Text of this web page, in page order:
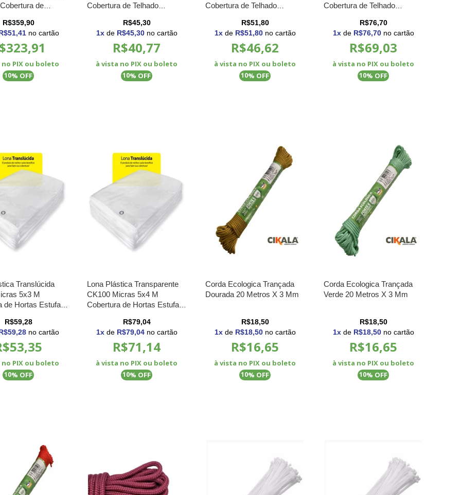
de
Construção
R$359,90
no cartão
no PIX ou boleto
10% OFF
Cobertura de Telhado
ConstruçãoR$45,30
1xde R$45,30no cartão
R$40,77
à vista no PIX ou boleto
10% OFF
Cobertura de Telhado
ConstruçãoR$51,80
1xde R$51,80no cartão
R$46,62
à vista no PIX ou boleto
10% OFF
Cobertura de Telhado
ConstruçãoR$76,70
1xde R$76,70no cartão
R$69,03
à vista no PIX ou boleto
10% OFF
Translúcida
5x3 M
de Hortas Estufas
R$59,28
no cartão
no PIX ou boleto
10% OFF
Lona Plástica Transparente
CK100 Micras 5x4 M
Cobertura de Hortas Estufas
R$79,04
1xde R$79,04no cartão
R$71,14
à vista no PIX ou boleto
10% OFF
Corda Ecologica Trançada
Dourada 20 Metros X 3 Mm
R$18,50
1xde R$18,50no cartão
R$16,65
à vista no PIX ou boleto
10% OFF
Corda Ecologica Trançada
Verde 20 Metros X 3 Mm
R$18,50
1xde R$18,50no cartão
R$16,65
à vista no PIX ou boleto
10% OFF